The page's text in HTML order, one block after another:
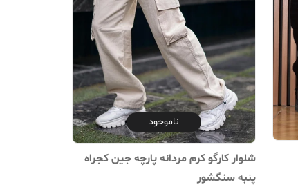
ناموجود
شلوار کارگو کرم مردانه پارچه جین کجراه
پنبه سنگشور